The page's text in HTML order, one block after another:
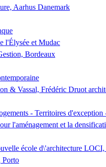
Aarhus Danemark
l'Élysée et Mudac
Bordeaux
& Vassal, Frédéric Druot
- Territoires
l'aménagement et la
école d\'architecture
Porto